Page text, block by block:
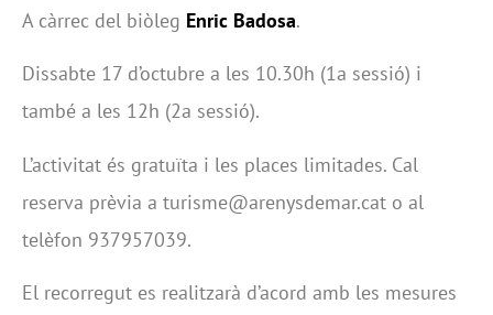
A càrrec del biòleg Enric Badosa.
Dissabte 17 d’octubre a les 10.30h (1a sessió) i
també a les 12h (2a sessió).
L’activitat és gratuïta i les places limitades. Cal
reserva prèvia a turisme@arenysdemar.cat o al
telèfon 937957039.
El recorregut es realitzarà d’acord amb les mesures